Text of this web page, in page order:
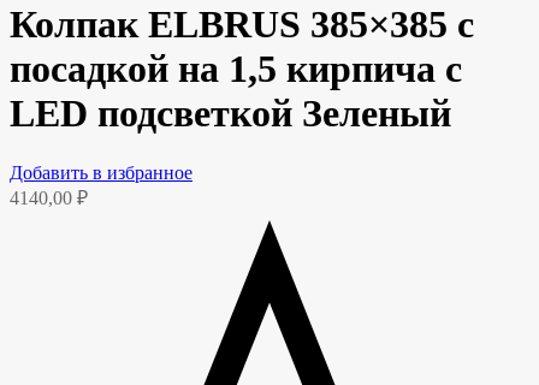
Колпак ELBRUS 385×385 с
посадкой на 1,5 кирпича с
LED подсветкой Зеленый
Добавить в избранное
4140,00 ₽